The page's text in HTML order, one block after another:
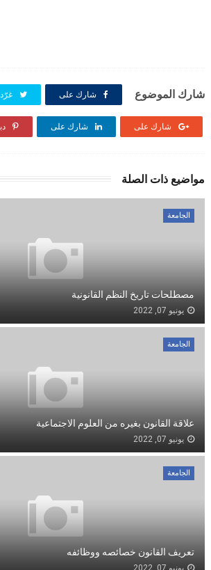
شارك الموضوع شارك على غرّد
شارك على شارك على
مواضيع ذات الصلة
الجامعة
مصطلحات تاريخ النظم القانونية
يونيو 07, 2022
الجامعة
علاقة القانون بغيره من العلوم الاجتماعية
يونيو 07, 2022
الجامعة
تعريف القانون خصائصه ووظائفه